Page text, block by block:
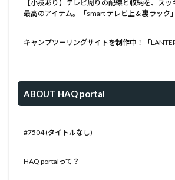
【小技あり】テレビ周りの配線と収納を、スッ
最高のアイテム。「smart テレビ上＆裏ラック」
キャンプツーリングサイトを制作中！「
ABOUT HAQ portal
#7504 (タイトルなし)
HAQ portalって？